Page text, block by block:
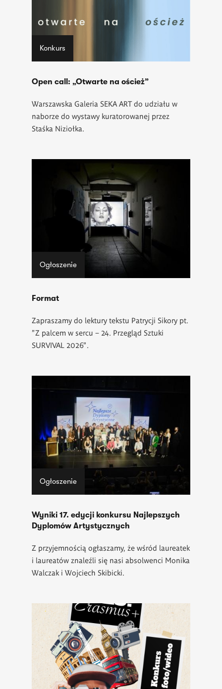
Konkurs
Open call: „Otwarte na oścież”
Warszawska Galeria SEKA ART do udziału w
naborze do wystawy kuratorowanej przez
Staśka Niziołka.
Ogłoszenie
Format
Zapraszamy do lektury tekstu Patrycji Sikory pt.
"Z palcem w sercu – 24. Przegląd Sztuki
SURVIVAL 2026".
Ogłoszenie
Wyniki 17. edycji konkursu Najlepszych
Dyplomów Artystycznych
Z przyjemnością ogłaszamy, że wśród laureatek
i laureatów znaleźli się nasi absolwenci Monika
Walczak i Wojciech Skibicki.